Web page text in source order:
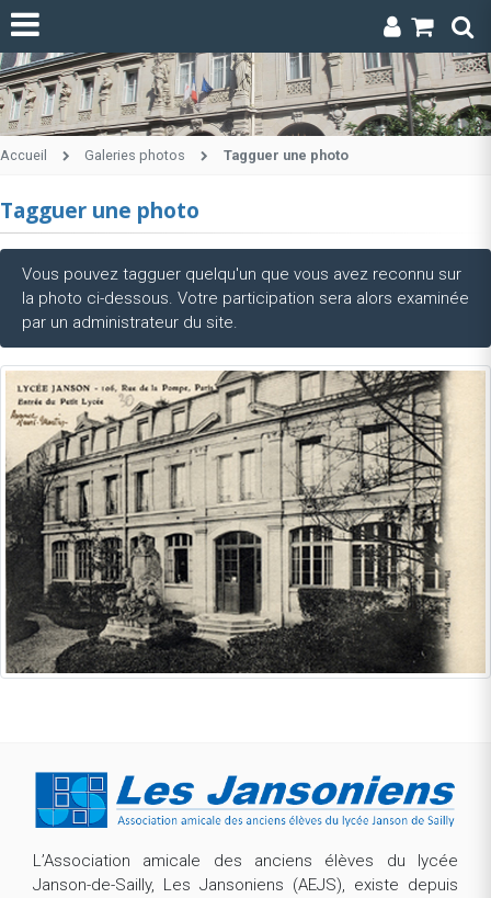
Accueil Galeries photos Tagguer une photo
Tagguer une photo
Vous pouvez tagguer quelqu'un que vous avez reconnu sur
la photo ci-dessous. Votre participation sera alors examinée
par un administrateur du site.
L’Association amicale des anciens élèves du lycée
Janson-de-Sailly, Les Jansoniens (AEJS), existe depuis